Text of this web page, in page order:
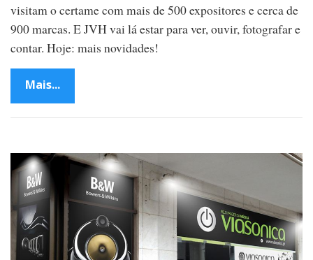
visitam o certame com mais de 500 expositores e cerca de
900 marcas. E JVH vai lá estar para ver, ouvir, fotografar e
contar. Hoje: mais novidades!
Mais...